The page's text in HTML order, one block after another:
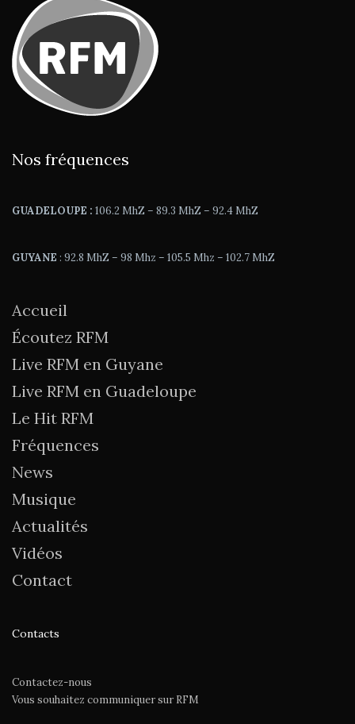
Nos fréquences
GUADELOUPE : 106.2 MhZ – 89.3 MhZ – 92.4 MhZ
GUYANE : 92.8 MhZ – 98 Mhz – 105.5 Mhz – 102.7 MhZ
Accueil
Écoutez RFM
Live RFM en Guyane
Live RFM en Guadeloupe
Le Hit RFM
Fréquences
News
Musique
Actualités
Vidéos
Contact
Contacts
Contactez-nous
Vous souhaitez communiquer sur RFM